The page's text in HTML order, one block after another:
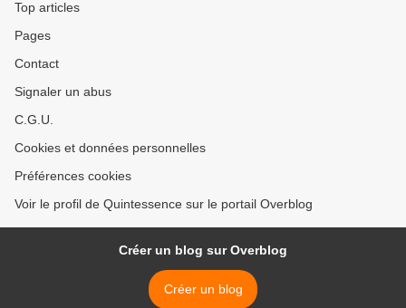
Top articles
Pages
Contact
Signaler un abus
C.G.U.
Cookies et données personnelles
Préférences cookies
Voir le profil de Quintessence sur le portail Overblog
Créer un blog sur Overblog
Créer un blog